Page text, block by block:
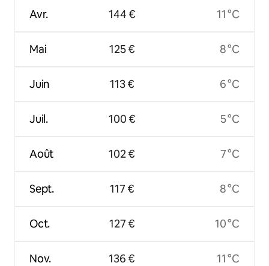
Avr.
Mai
Juin
Juil.
Août
Sept.
Oct.
Nov.
144 €
125 €
113 €
100 €
102 €
117 €
127 €
136 €
11 °C
8 °C
6 °C
5 °C
7 °C
8 °C
10 °C
11 °C